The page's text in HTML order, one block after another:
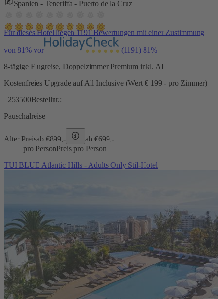
Spanien - Teneriffa - Puerto de la Cruz
Für dieses Hotel liegen 1191 Bewertungen mit einer Zustimmung
von 81% vor (1191) 81%
8-tägige Flugreise, Doppelzimmer Premium inkl. AI
Kostenfreies Upgrade auf All Inclusive (Wert € 199.- pro Zimmer)
253500Bestellnr.:
Pauschalreise
Alter Preisab €899,- ab €699,-
pro PersonPreis pro Person
TUI BLUE Atlantic Hills - Adults Only Stil-Hotel